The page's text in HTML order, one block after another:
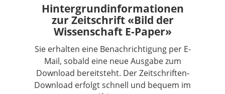
Hintergrundinformationen
zur Zeitschrift «Bild der
Wissenschaft E-Paper»
Sie erhalten eine Benachrichtigung per E-
Mail, sobald eine neue Ausgabe zum
Download bereitsteht. Der Zeitschriften-
Download erfolgt schnell und bequem im